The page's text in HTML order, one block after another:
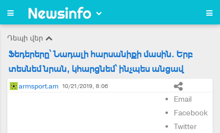
Դեպի վեր
Ֆեդերերը՝ Նադալի հարսանիքի մասին. Երբ
տեսնեմ նրան, կհարցնեմ՝ ինչպես անցավ
armsport.am 10/21/2019, 8:06
Email
Facebook
Twitter